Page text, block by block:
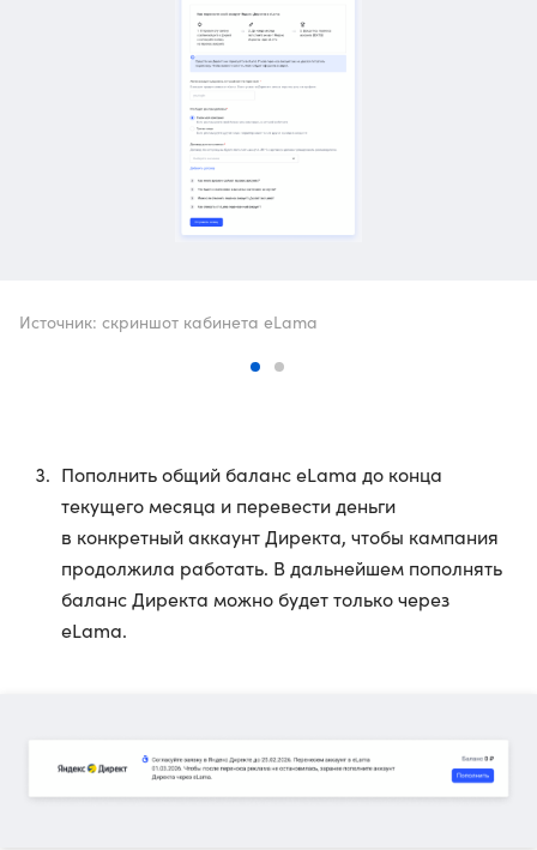
Источник: скриншот кабинета eLama
Пополнить общий баланс eLama до конца
текущего месяца и перевести деньги
в конкретный аккаунт Директа, чтобы кампания
продолжила работать. В дальнейшем пополнять
баланс Директа можно будет только через
eLama.